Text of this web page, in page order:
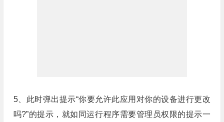
5、此时弹出提示“你要允许此应用对你的设备进行更改
吗?”的提示，就如同运行程序需要管理员权限的提示一